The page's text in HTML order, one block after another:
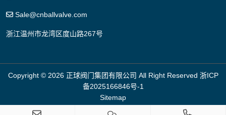
Sale@cnballvalve.com
浙江温州市龙湾区度山路267号
Copyright © 2026 正球阀门集团有限公司 All Right Reserved 浙ICP
备2025166846号-1
Sitemap